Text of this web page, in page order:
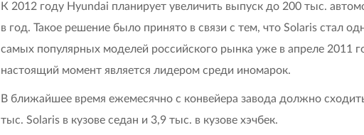
К 2012 году Hyundai планирует увеличить выпуск до 200 тыс.
в год. Такое решение было принято в связи с тем, что Solaris стал
самых популярных моделей российского рынка уже в апреле 2011
настоящий момент является лидером среди иномарок.
В ближайшее время ежемесячно с конвейера завода должно
тыс. Solaris в кузове седан и 3,9 тыс. в кузове хэчбек.